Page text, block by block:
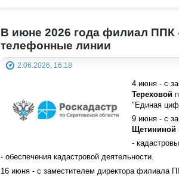
В июне 2026 года филиал ППК
телефонные линии
2.06.2026, 16:18
4 июня - с
Тереховой
" Единая
9 июня - с
Щетининой
-
- обеспечения кадастровой деятельности.
16 июня - с заместителем директора филиала